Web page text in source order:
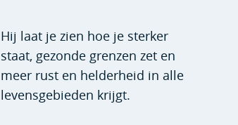
Hij laat je zien hoe je sterker
staat, gezonde grenzen zet en
meer rust en helderheid in alle
levensgebieden krijgt.